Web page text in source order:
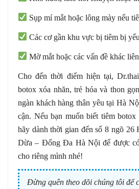
Sụp mí mắt hoặc lông mày nếu
Các cơ gần khu vực bị tiêm bị
Mờ mắt hoặc các vấn đề khác
Cho đến thời điểm hiện tại,
botox xóa nhăn, trẻ hóa và thon
ngàn khách hàng thân yêu tại Hà
cận. Nếu bạn muốn biết tiêm
hãy dành thời gian đến số 8 ngõ 26
Dừa – Đống Đa Hà Nội để được
cho riêng mình nhé!
Đừng quên theo dõi chúng tôi để